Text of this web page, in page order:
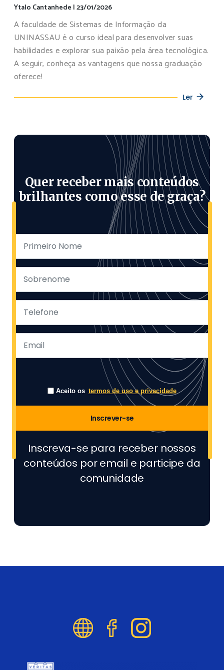
Ytalo Cantanhede |23/01/2026
A faculdade de Sistemas de Informação da
UNINASSAU é o curso ideal para desenvolver suas
habilidades e explorar sua paixão pela área tecnológica.
A seguir, conheça as vantagens que nossa graduação
oferece!
Ler
Quer receber mais conteúdos
brilhantes como esse de graça?
Aceito os termos de uso e privacidade
Inscrever-se
Inscreva-se para receber nossos
conteúdos por email e participe da
comunidade